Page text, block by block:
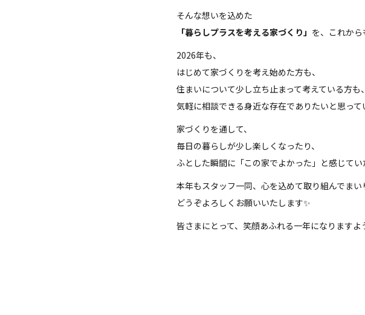
そんな想いを込めた
「暮らしプラスを考える家づくり」 を、これか
2026年も、
はじめて家づくりを考え始めた方も、
住まいについて少し立ち止まって考えている方も、
気軽に相談できる身近な存在でありたいと思って
家づくりを通して、
毎日の暮らしが少し楽しくなったり、
ふとした瞬間に「この家でよかった」と感じてい
本年もスタッフ一同、心を込めて取り組んでまい
どうぞよろしくお願いいたします✨
皆さまにとって、笑顔あふれる一年になりますよ